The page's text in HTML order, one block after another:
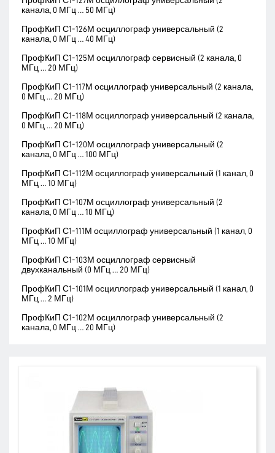
канала, 0 МГц … 50 МГц)
ПрофКиП С1-126М осциллограф универсальный (2
канала, 0 МГц … 40 МГц)
ПрофКиП С1-125М осциллограф сервисный (2 канала, 0
МГц … 20 МГц)
ПрофКиП С1-117М осциллограф универсальный (2 канала,
0 МГц … 20 МГц)
ПрофКиП С1-118М осциллограф универсальный (2 канала,
0 МГц … 20 МГц)
ПрофКиП С1-120М осциллограф универсальный (2
канала, 0 МГц … 100 МГц)
ПрофКиП С1-112М осциллограф универсальный (1 канал, 0
МГц … 10 МГц)
ПрофКиП С1-107М осциллограф универсальный (2
канала, 0 МГц … 10 МГц)
ПрофКиП С1-111М осциллограф универсальный (1 канал, 0
МГц … 10 МГц)
ПрофКиП С1-103М осциллограф сервисный
двухканальный (0 МГц … 20 МГц)
ПрофКиП С1-101М осциллограф универсальный (1 канал, 0
МГц … 2 МГц)
ПрофКиП С1-102М осциллограф универсальный (2
канала, 0 МГц … 20 МГц)